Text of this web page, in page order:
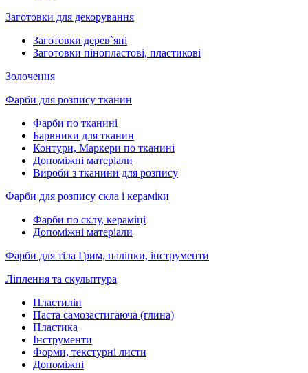
Заготовки для декорування
Заготовки дерев`яні
Заготовки пінопластові, пластикові
Золочення
Фарби для розпису тканин
Фарби по тканині
Барвники для тканин
Контури, Маркери по тканині
Допоміжні матеріали
Вироби з тканини для розпису
Фарби для розпису скла і кераміки
Фарби по склу, кераміці
Допоміжні матеріали
Фарби для тіла Грим, наліпки, інструменти
Ліплення та скульптура
Пластилін
Паста самозастигаюча (глина)
Пластика
Інструменти
Форми, текстурні листи
Допоміжні